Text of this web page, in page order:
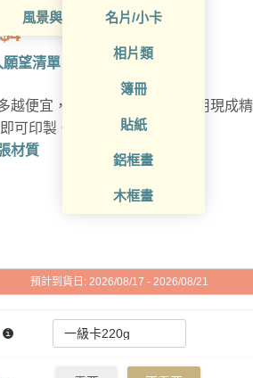
風景與藝術 名片/小卡
相片類
簿冊
貼紙
鋁框畫
木框畫
4
願望清單
越便宜，多種材質可選擇；利用現成
可印製。
材質
預計到貨日: 2026/08/17 - 2026/08/21